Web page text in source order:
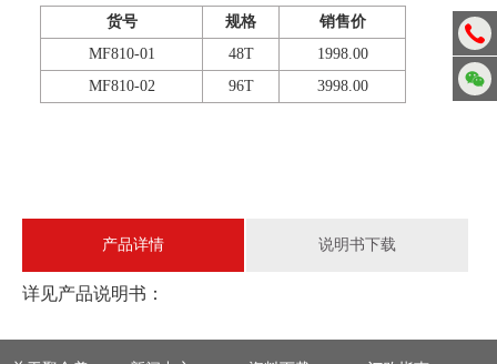
货号
规格
销售价
MF810-01
48T
1998.00
MF810-02
96T 3998.00
产品详情 说明书下载
详见产品说明书：